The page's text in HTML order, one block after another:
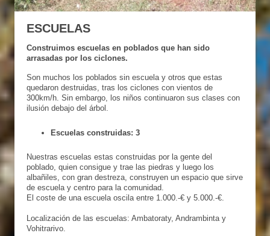
ESCUELAS
Construimos escuelas en poblados que han sido
arrasadas por los ciclones.
Son muchos los poblados sin escuela y otros que estas
quedaron destruidas, tras los ciclones con vientos de
300km/h. Sin embargo, los niños continuaron sus clases con
ilusión debajo del árbol.
Escuelas construidas: 3
Nuestras escuelas estas construidas por la gente del
poblado, quien consigue y trae las piedras y luego los
albañiles, con gran destreza, construyen un espacio que sirve
de escuela y centro para la comunidad.
El coste de una escuela oscila entre 1.000.-€ y 5.000.-€.
Localización de las escuelas: Ambatoraty, Andrambinta y
Vohitrarivo.